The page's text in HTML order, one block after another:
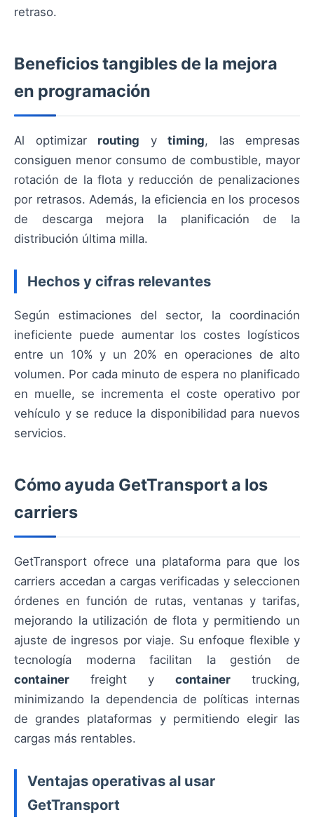
retraso.
Beneficios tangibles de la mejora
en programación
Al optimizar routing y timing, las empresas
consiguen menor consumo de combustible, mayor
rotación de la flota y reducción de penalizaciones
por retrasos. Además, la eficiencia en los procesos
de descarga mejora la planificación de la
distribución última milla.
Hechos y cifras relevantes
Según estimaciones del sector, la coordinación
ineficiente puede aumentar los costes logísticos
entre un 10% y un 20% en operaciones de alto
volumen. Por cada minuto de espera no planificado
en muelle, se incrementa el coste operativo por
vehículo y se reduce la disponibilidad para nuevos
servicios.
Cómo ayuda GetTransport a los
carriers
GetTransport ofrece una plataforma para que los
carriers accedan a cargas verificadas y seleccionen
órdenes en función de rutas, ventanas y tarifas,
mejorando la utilización de flota y permitiendo un
ajuste de ingresos por viaje. Su enfoque flexible y
tecnología moderna facilitan la gestión de
container freight y container trucking,
minimizando la dependencia de políticas internas
de grandes plataformas y permitiendo elegir las
cargas más rentables.
Ventajas operativas al usar
GetTransport